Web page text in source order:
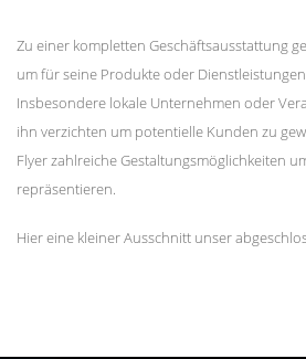
Zu einer kompletten Geschäftsausstattung
um für seine Produkte oder
Insbesondere lokale Unternehmen oder
ihn verzichten um potentielle Kunden zu
Flyer zahlreiche Gestaltungsmöglichkeiten
repräsentieren.
Hier eine kleiner Ausschnitt unser